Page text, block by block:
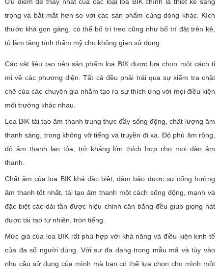
Ưu điểm dễ thấy nhất của các loại loa BIK chính là thiết kế sang
trọng và bắt mắt hơn so với các sản phẩm cùng dòng khác. Kích
thước khá gọn gàng, có thể bố trí treo cũng như bố trí đặt trên kệ,
tủ làm tăng tính thẩm mỹ cho không gian sử dụng.
Các vật liệu tạo nên sản phẩm loa BIK được lựa chọn một cách tỉ
mỉ về các phương diện. Tất cả đều phải trải qua sự kiểm tra chặt
chẽ của các chuyên gia nhằm tạo ra sự thích ứng với mọi điều kiện
môi trường khác nhau.
Loa BIK tái tạo âm thanh trung thực đầy sống động, chất lượng âm
thanh sáng, trong không vỡ tiếng và truyền đi xa. Độ phủ âm rộng,
độ âm thanh lan tỏa, trở kháng lớn thích hợp cho mọi dàn âm
thanh.
Chất âm của loa BIK khá đặc biệt, đảm bảo được sự cổng hưởng
âm thanh tốt nhất, tái tạo âm thanh một cách sống động, mạnh và
đặc biệt các dải tần được hiệu chỉnh cân bằng đều giúp giọng hát
được tái tạo tự nhiên, tròn tiếng.
Mức giá của loa BIK rất phù hợp với khả năng và điều kiện kinh tế
của đa số người dùng. Với sự đa dạng trong mẫu mã và tùy vào
nhu cầu sử dụng của mình mà bạn có thể lựa chọn cho mình một